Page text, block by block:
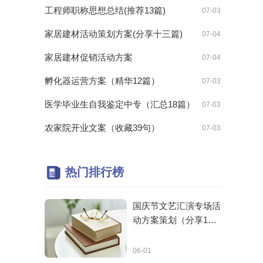
07-03
工程师职称思想总结(推荐13篇)
07-04
家居建材活动策划方案(分享十三篇)
07-04
家居建材促销活动方案
07-03
孵化器运营方案（精华12篇）
07-03
医学毕业生自我鉴定中专（汇总18篇）
07-03
农家院开业文案（收藏39句）
热门排行榜
国庆节文艺汇演专场活
动方案策划（分享16
06-01